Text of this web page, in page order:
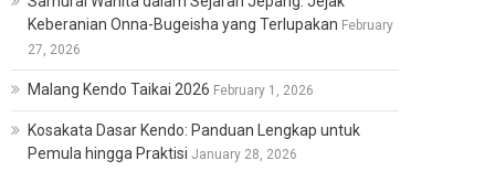
Keberanian Onna-Bugeisha yang Terlupakan February
27, 2026
Malang Kendo Taikai 2026 February 1, 2026
Kosakata Dasar Kendo: Panduan Lengkap untuk
Pemula hingga Praktisi January 28, 2026